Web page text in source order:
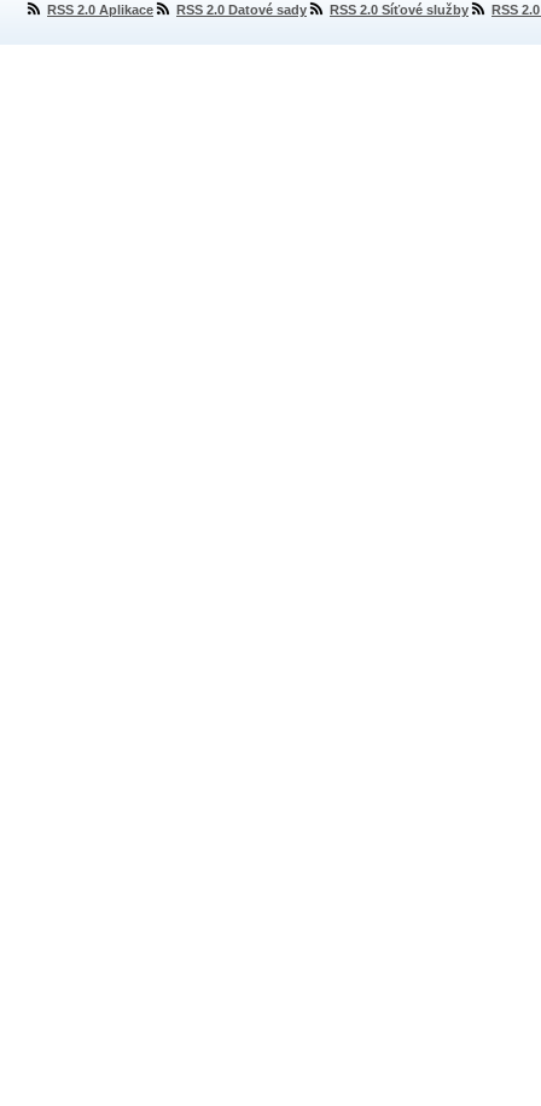
RSS 2.0 Aplikace RSS 2.0 Datové sady RSS 2.0 Síťové služby RSS